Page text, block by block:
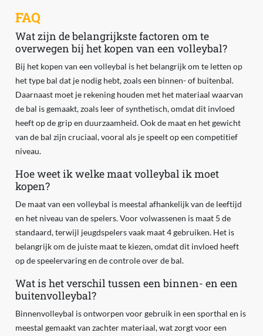
FAQ
Wat zijn de belangrijkste factoren om te
overwegen bij het kopen van een volleybal?
Bij het kopen van een volleybal is het belangrijk om te letten op
het type bal dat je nodig hebt, zoals een binnen- of buitenbal.
Daarnaast moet je rekening houden met het materiaal waarvan
de bal is gemaakt, zoals leer of synthetisch, omdat dit invloed
heeft op de grip en duurzaamheid. Ook de maat en het gewicht
van de bal zijn cruciaal, vooral als je speelt op een competitief
niveau.
Hoe weet ik welke maat volleybal ik moet
kopen?
De maat van een volleybal is meestal afhankelijk van de leeftijd
en het niveau van de spelers. Voor volwassenen is maat 5 de
standaard, terwijl jeugdspelers vaak maat 4 gebruiken. Het is
belangrijk om de juiste maat te kiezen, omdat dit invloed heeft
op de speelervaring en de controle over de bal.
Wat is het verschil tussen een binnen- en een
buitenvolleybal?
Binnenvolleybal is ontworpen voor gebruik in een sporthal en is
meestal gemaakt van zachter materiaal, wat zorgt voor een